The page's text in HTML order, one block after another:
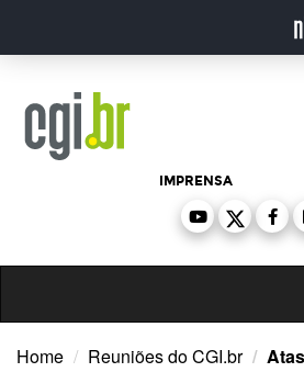
o
IMPRENSA
Home Reuniões do CGI.br Atas